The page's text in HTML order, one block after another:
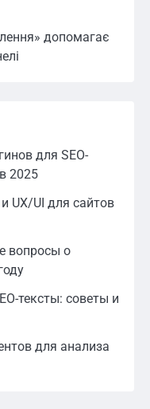
допомагає
для SEO-
2025
UX/UI для сайтов
вопросы о
тексты: советы и
для анализа